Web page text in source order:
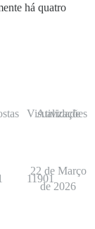
há quatro
Visualizações
Atividade
11901
22 de Março
de 2026